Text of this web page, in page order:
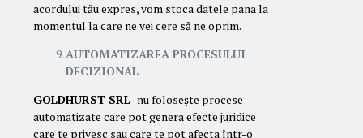
acordului tău expres, vom stoca datele pana la
momentul la care ne vei cere să ne oprim.
AUTOMATIZAREA PROCESULUI
DECIZIONAL
GOLDHURST SRL nu folosește procese
automatizate care pot genera efecte juridice
care te privesc sau care te pot afecta într-o